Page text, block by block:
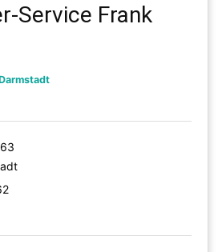
Service Frank